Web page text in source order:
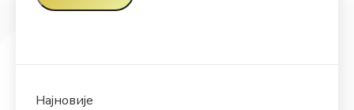
Најновије